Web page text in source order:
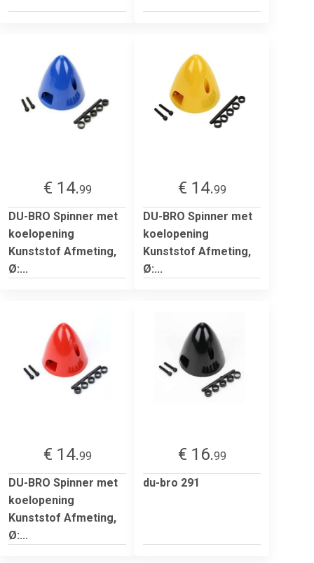
€ 14.99
DU-BRO Spinner met
koelopening
Kunststof Afmeting,
Ø:...
€ 14.99
DU-BRO Spinner met
koelopening
Kunststof Afmeting,
Ø:...
€ 14.99
DU-BRO Spinner met
koelopening
Kunststof Afmeting,
Ø:...
€ 16.99
du-bro 291